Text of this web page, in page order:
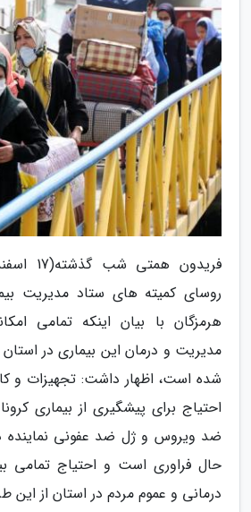
روسای کمیته های ستاد مدیریت
هرمزگان با بیان اینکه تمامی
مدیریت و درمان این بیماری در استان
شده است، اظهار داشت: تجهیزات و
احتیاج برای پیشگیری از بیماری
ضد ویروس و ژل ضد عفونی نماینده
حال فراوری است و احتیاج تمامی
درمانی و عموم مردم در استان از این